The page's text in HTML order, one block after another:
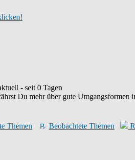
- seit 0 Tagen
Du mehr über gute Umgangsformen
Themen
Beobachtete Themen